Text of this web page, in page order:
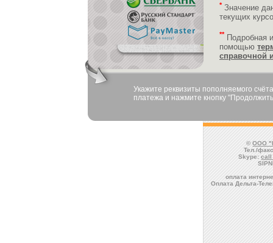
* Значение
текущих
** Подробная
помощью
справочной
Укажите реквизиты пополняемого
платежа и нажмите кнопку
©ООО
Тел./
Skype:
оплата
Оплата Дельта-